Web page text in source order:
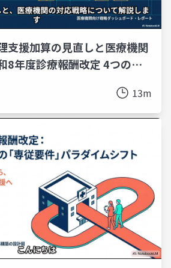
支援加算の見直しと医療機関
8年度診療報酬改定 4つの変
13m